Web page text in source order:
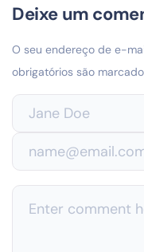
Deixe um
O seu endereço de e-
obrigatórios são